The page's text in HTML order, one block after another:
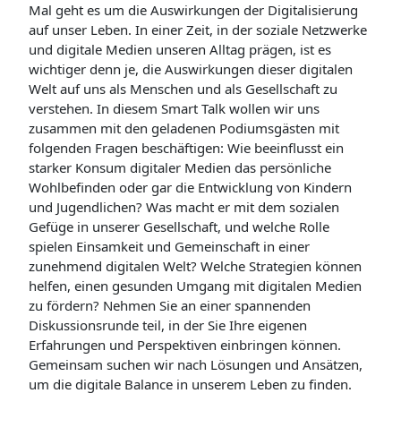
Mal geht es um die Auswirkungen der Digitalisierung
auf unser Leben. In einer Zeit, in der soziale Netzwerke
und digitale Medien unseren Alltag prägen, ist es
wichtiger denn je, die Auswirkungen dieser digitalen
Welt auf uns als Menschen und als Gesellschaft zu
verstehen. In diesem Smart Talk wollen wir uns
zusammen mit den geladenen Podiumsgästen mit
folgenden Fragen beschäftigen: Wie beeinflusst ein
starker Konsum digitaler Medien das persönliche
Wohlbefinden oder gar die Entwicklung von Kindern
und Jugendlichen? Was macht er mit dem sozialen
Gefüge in unserer Gesellschaft, und welche Rolle
spielen Einsamkeit und Gemeinschaft in einer
zunehmend digitalen Welt? Welche Strategien können
helfen, einen gesunden Umgang mit digitalen Medien
zu fördern? Nehmen Sie an einer spannenden
Diskussionsrunde teil, in der Sie Ihre eigenen
Erfahrungen und Perspektiven einbringen können.
Gemeinsam suchen wir nach Lösungen und Ansätzen,
um die digitale Balance in unserem Leben zu finden.